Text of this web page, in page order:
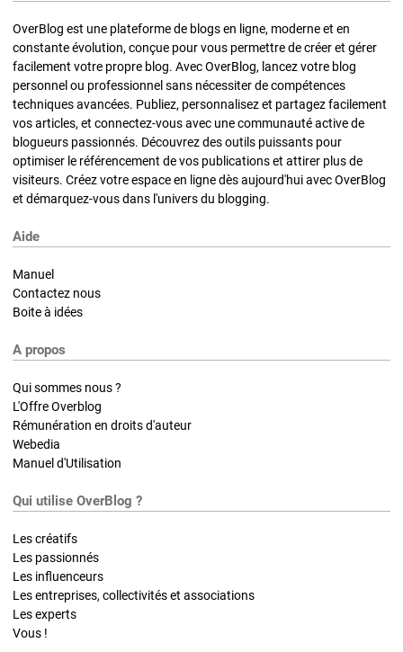
OverBlog est une plateforme de blogs en ligne, moderne et en
constante évolution, conçue pour vous permettre de créer et gérer
facilement votre propre blog. Avec OverBlog, lancez votre blog
personnel ou professionnel sans nécessiter de compétences
techniques avancées. Publiez, personnalisez et partagez facilement
vos articles, et connectez-vous avec une communauté active de
blogueurs passionnés. Découvrez des outils puissants pour
optimiser le référencement de vos publications et attirer plus de
visiteurs. Créez votre espace en ligne dès aujourd'hui avec OverBlog
et démarquez-vous dans l'univers du blogging.
Aide
Manuel
Contactez nous
Boite à idées
A propos
Qui sommes nous ?
L'Offre Overblog
Rémunération en droits d'auteur
Webedia
Manuel d'Utilisation
Qui utilise OverBlog ?
Les créatifs
Les passionnés
Les influenceurs
Les entreprises, collectivités et associations
Les experts
Vous !